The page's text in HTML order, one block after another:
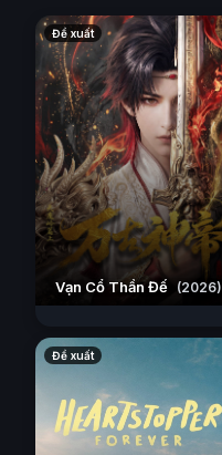
Đề xuất
Vạn Cổ Thần Đế (2026)
Đề xuất